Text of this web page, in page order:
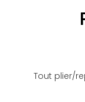
Tout plier/